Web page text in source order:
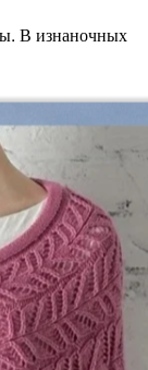
В изнаночных